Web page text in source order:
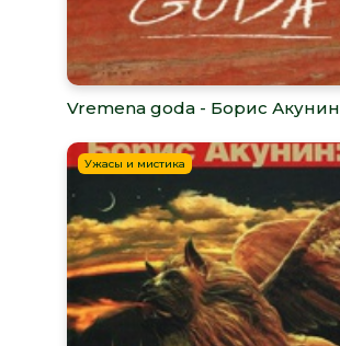
Vremena goda - Борис Акунин
Ужасы и мистика